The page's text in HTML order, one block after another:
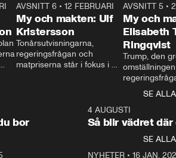
27:30
AVSNITT 6 •12 FEBRUARI
My och makten: Ulf
Kristersson
Tonårsutvisningarna,
regeringsfrågan och
matpriserna står i fokus i
Rohwedder ställer
statsminister Ulf Kristersson
AVSNITT 5 •
My och
Elisabeth
Ringqvist
Trump, den
centrum i
avsnittet av
Makten”. Se
Aftonbladets
Rohwedder
SE ALLA
bor
4 AUGUSTI
Så blir vädret där
SE ALLA
NYHETER• 16 JAN.